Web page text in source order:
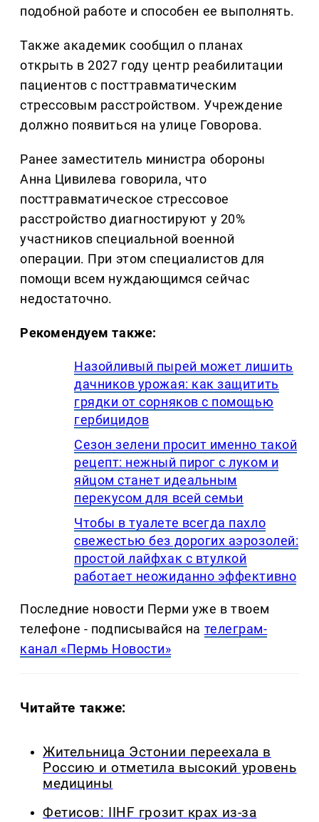
подобной работе и способен ее выполнять.
Также академик сообщил о планах
открыть в 2027 году центр реабилитации
пациентов с посттравматическим
стрессовым расстройством. Учреждение
должно появиться на улице Говорова.
Ранее заместитель министра обороны
Анна Цивилева говорила, что
посттравматическое стрессовое
расстройство диагностируют у 20%
участников специальной военной
операции. При этом специалистов для
помощи всем нуждающимся сейчас
недостаточно.
Рекомендуем также:
Назойливый пырей может лишить
дачников урожая: как защитить
грядки от сорняков с помощью
гербицидов
Сезон зелени просит именно такой
рецепт: нежный пирог с луком и
яйцом станет идеальным
перекусом для всей семьи
Чтобы в туалете всегда пахло
свежестью без дорогих аэрозолей:
простой лайфхак с втулкой
работает неожиданно эффективно
Последние новости Перми уже в твоем
телефоне - подписывайся на телеграм-
канал «Пермь Новости»
Читайте также:
Жительница Эстонии переехала в
Россию и отметила высокий уровень
медицины
Фетисов: IIHF грозит крах из-за